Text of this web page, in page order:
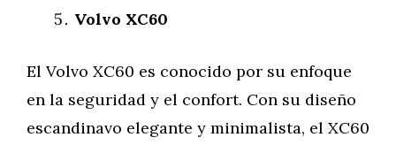
Volvo XC60
El Volvo XC60 es conocido por su enfoque
en la seguridad y el confort. Con su diseño
escandinavo elegante y minimalista, el XC60